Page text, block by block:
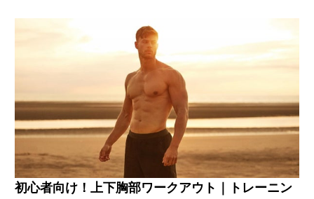
初心者向け！上下胸部ワークアウト｜トレーニン